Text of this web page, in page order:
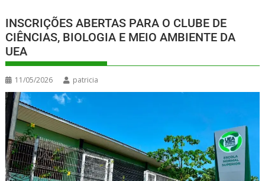
INSCRIÇÕES ABERTAS PARA O CLUBE DE
CIÊNCIAS, BIOLOGIA E MEIO AMBIENTE DA
UEA
11/05/2026 patricia